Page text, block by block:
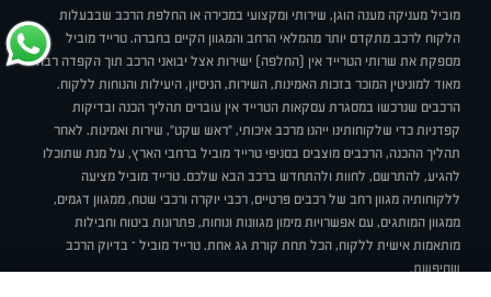
מוביל מעניקה מענה הוגן, שירותי ומקצועי במכירה או החלפת הרכב שבבעלות
הלקוח לרכב מתקדם יותר מהמלאי הרחב והמגוון הקיים בחברה. טרייד מוביל
מספקת את שרותי הטרייד אין (החלפה) ישירות אצל יבואני הרכב תוך הקפדה רבה
מאוד למוניטין המוכר בזכות האמינות, השירות, הניסיון, היעילות והנוחות ללקוח.
הרכבים שנרכשו במסגרת עסקאות הטרייד אין עוברים תהליך הכנה ובדיקות
קפדניות כדי שלקוחותינו ייהנו מרכב איכותי, "ראש שקט", שירות ואמינות. לאחר
תהליך ההכנה, הרכבים מוצבים בסניפי טרייד מוביל ברחבי הארץ, על מנת שתוכלו
להגיע, להתרשם, לחוות ולהתחדש ברכב הבא שלכם. טרייד מוביל מציעה
ללקוחותיה מגוון רחב של רכבים פרטיים, רכבי יוקרה ורכבי שטח, ממגוון דגמים,
ממגוון המותגים, עם אפשרויות מימון מגוונות ונוחות, פתרונות ביטוח וחבילות
מותאמות אישית ללקוח, הכל תחת קורת גג אחת. טרייד מוביל – בדיוק הרכב
שחיפשת.